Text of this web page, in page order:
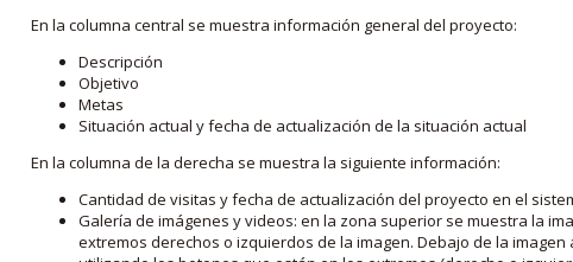
En la columna central se muestra información general del proyecto:
Descripción
Objetivo
Metas
Situación actual y fecha de actualización de la situación actual
En la columna de la derecha se muestra la siguiente información:
Cantidad de visitas y fecha de actualización del proyecto en el
Galería de imágenes y videos: en la zona superior se muestra la
extremos derechos o izquierdos de la imagen. Debajo de la